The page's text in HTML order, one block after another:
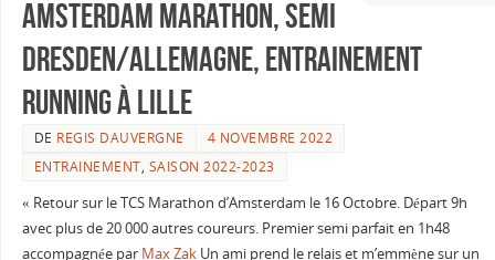
Amsterdam marathon, semi
Dresden/Allemagne, entrainement
running à Lille
DE REGIS DAUVERGNE
4 NOVEMBRE 2022
ENTRAINEMENT, SAISON 2022-2023
« Retour sur le TCS Marathon d’Amsterdam le 16 Octobre. Départ 9h
avec plus de 20 000 autres coureurs. Premier semi parfait en 1h48
accompagnée par Max ZakUn ami prend le relais et m’emmène sur un